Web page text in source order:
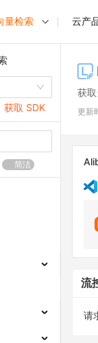
量检索 云产
获取 SDK
简洁
获
更新
流
请